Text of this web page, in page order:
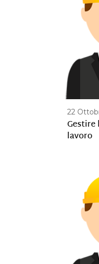
22
lavoro